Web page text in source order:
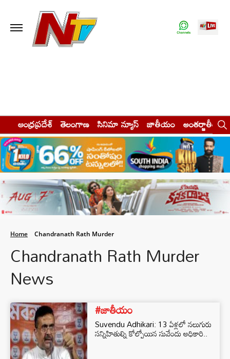
ఆంధ్రప్రదేశ్ తెలంగాణ సినిమా న్యూస్ జాతీయం అంతర్జాతీయం
Home Chandranath Rath Murder
Chandranath Rath Murder
News
#జాతీయం
Suvendu Adhikari: 13 ఏళ్లలో నలుగురు
సన్నిహితుల్ని కోల్పోయిన సువేందు అధికారి..